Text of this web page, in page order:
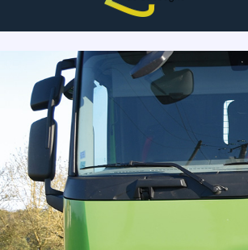
Actualités
Mes démarches en ligne
Notre territoire
Vivre & Habiter